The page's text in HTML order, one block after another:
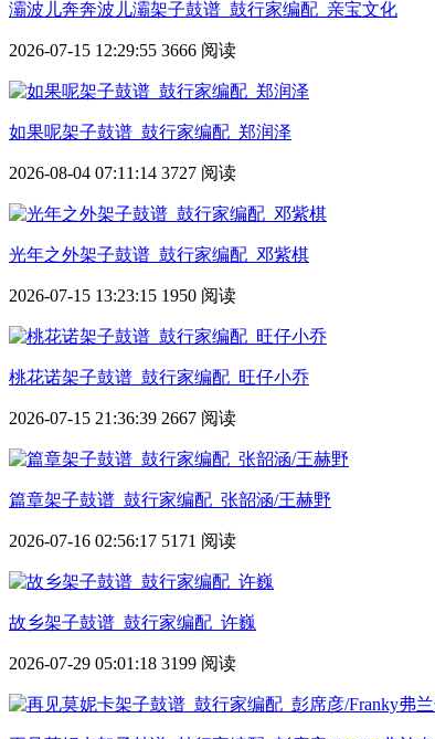
灞波儿奔奔波儿灞架子鼓谱_鼓行家编配_亲宝文化
2026-07-15 12:29:55 3666 阅读
如果呢架子鼓谱_鼓行家编配_郑润泽
2026-08-04 07:11:14 3727 阅读
光年之外架子鼓谱_鼓行家编配_邓紫棋
2026-07-15 13:23:15 1950 阅读
桃花诺架子鼓谱_鼓行家编配_旺仔小乔
2026-07-15 21:36:39 2667 阅读
篇章架子鼓谱_鼓行家编配_张韶涵/王赫野
2026-07-16 02:56:17 5171 阅读
故乡架子鼓谱_鼓行家编配_许巍
2026-07-29 05:01:18 3199 阅读